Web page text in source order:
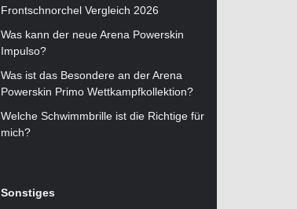
Frontschnorchel Vergleich 2026
Was kann der neue Arena Powerskin
Impulso?
Was ist das Besondere an der Arena
Powerskin Primo Wettkampfkollektion?
Welche Schwimmbrille ist die Richtige für
mich?
Sonstiges